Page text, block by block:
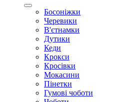
Босоніжки
Черевики
В'єтнамки
Дутики
Кеди
Крокси
Кросівки
Мокасини
Пінетки
Гумові чоботи